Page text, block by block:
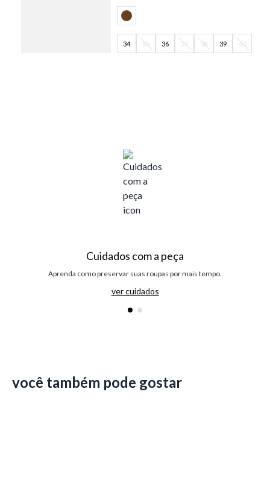
34 35 36 37 38 39 40
Cuidados com a peça
Aprenda como preservar suas roupas por mais tempo.
ver cuidados
você também pode gostar